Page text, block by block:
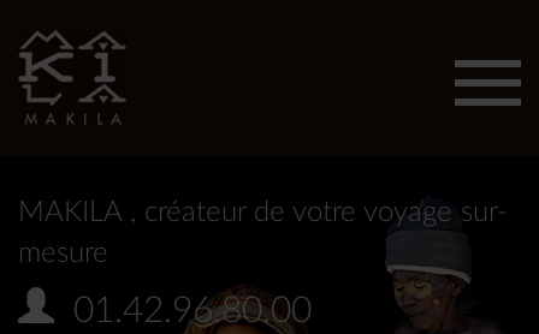
MAKILA , créateur de votre voyage sur-
mesure
01.42.96.80.00